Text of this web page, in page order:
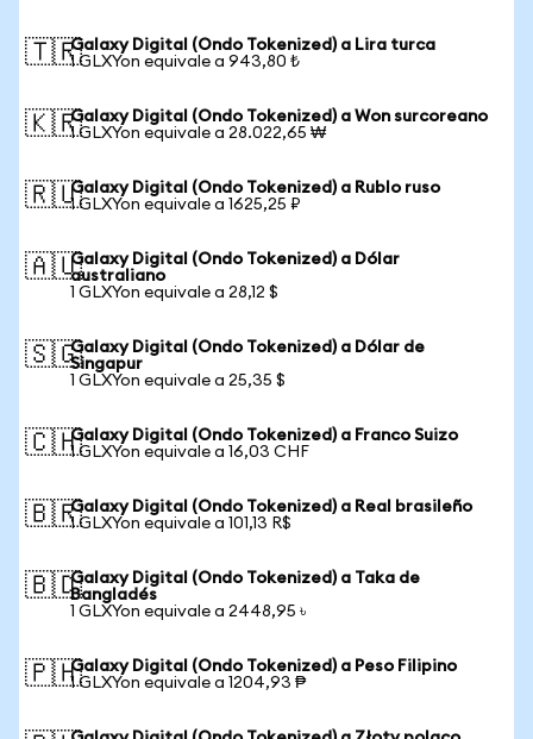
🇹🇷Galaxy Digital (Ondo Tokenized) a Lira turca
1 GLXYon equivale a 943,80 ₺
🇰🇷Galaxy Digital (Ondo Tokenized) a Won surcoreano
1 GLXYon equivale a 28.022,65 ₩
🇷🇺Galaxy Digital (Ondo Tokenized) a Rublo ruso
1 GLXYon equivale a 1625,25 ₽
🇦🇺Galaxy Digital (Ondo Tokenized) a Dólar
australiano
1 GLXYon equivale a 28,12 $
🇸🇬Galaxy Digital (Ondo Tokenized) a Dólar de
Singapur
1 GLXYon equivale a 25,35 $
🇨🇭Galaxy Digital (Ondo Tokenized) a Franco Suizo
1 GLXYon equivale a 16,03 CHF
🇧🇷Galaxy Digital (Ondo Tokenized) a Real brasileño
1 GLXYon equivale a 101,13 R$
🇧🇩Galaxy Digital (Ondo Tokenized) a Taka de
Bangladés
1 GLXYon equivale a 2448,95 ৳
🇵🇭Galaxy Digital (Ondo Tokenized) a Peso Filipino
1 GLXYon equivale a 1204,93 ₱